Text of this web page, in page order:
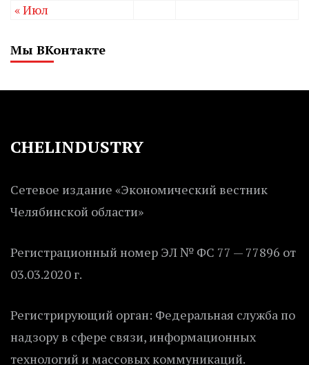
« Июл
Мы ВКонтакте
CHELINDUSTRY
Сетевое издание «Экономический вестник
Челябинской области»
Регистрационный номер ЭЛ № ФС 77 — 77896 от
03.03.2020 г.
Регистрирующий орган: Федеральная служба по
надзору в сфере связи, информационных
технологий и массовых коммуникаций.